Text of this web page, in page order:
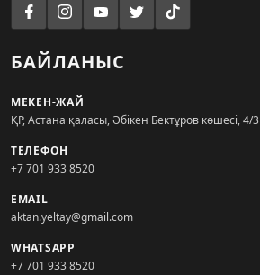
БАЙЛАНЫС
МЕКЕН-ЖАЙ
ҚР, Астана қаласы, Әбікен Бектұров көшесі, 4/3
ТЕЛЕФОН
+7 701 933 8520
EMAIL
aktan.yeltay@gmail.com
WHATSAPP
+7 701 933 8520